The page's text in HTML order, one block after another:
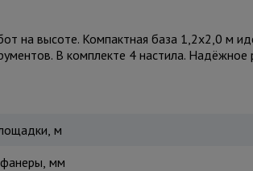
высоте. Компактная база 1,2x2,0 м
В комплекте 4 настила. Надёжное
м
мм